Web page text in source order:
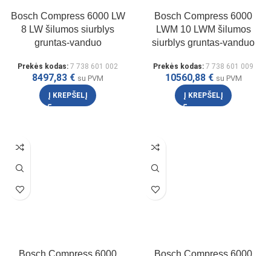
Bosch Compress 6000 LW
8 LW šilumos siurblys
gruntas-vanduo
Prekės kodas: 7 738 601 002
8497,83 € su PVM
Į KREPŠELĮ
Bosch Compress 6000
LWM 10 LWM šilumos
siurblys gruntas-vanduo
Prekės kodas: 7 738 601 009
10560,88 € su PVM
Į KREPŠELĮ
Bosch Compress 6000 Bosch Compress 6000